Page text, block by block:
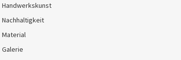
Handwerkskunst
Nachhaltigkeit
Material
Galerie